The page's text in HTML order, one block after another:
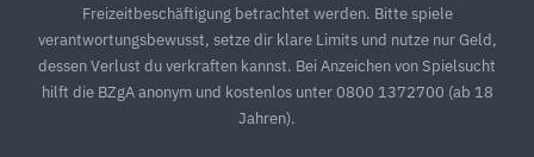
Freizeitbeschäftigung betrachtet werden. Bitte spiele
verantwortungsbewusst, setze dir klare Limits und nutze nur Geld,
dessen Verlust du verkraften kannst. Bei Anzeichen von Spielsucht
hilft die BZgA anonym und kostenlos unter 0800 1372700 (ab 18
Jahren).